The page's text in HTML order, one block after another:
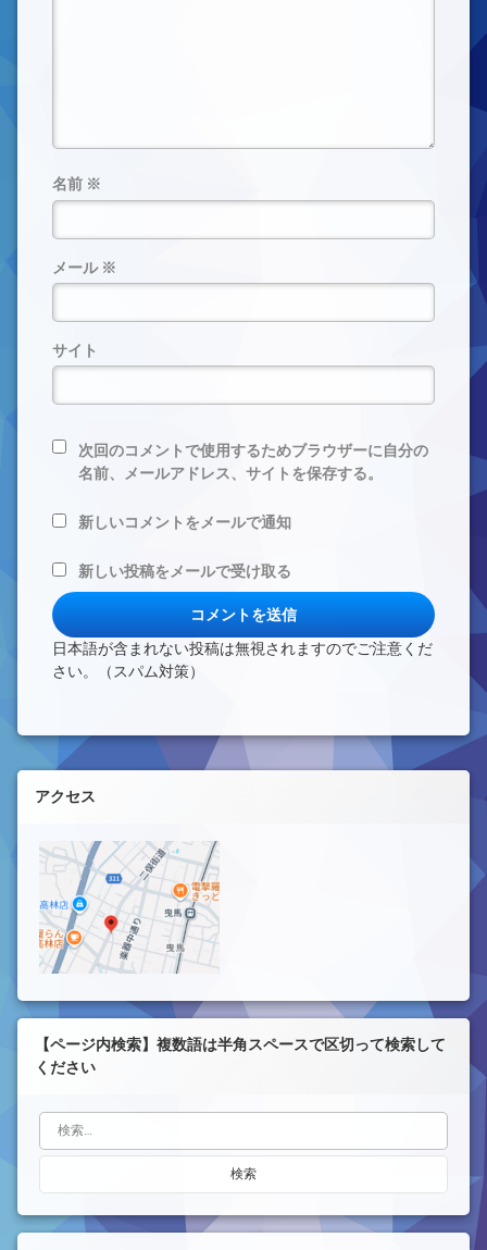
名前 ※
メール ※
サイト
次回のコメントで使用するためブラウザーに自分の
名前、メールアドレス、サイトを保存する。
新しいコメントをメールで通知
新しい投稿をメールで受け取る
日本語が含まれない投稿は無視されますのでご注意くだ
さい。（スパム対策）
左サイドバー
アクセス
【ページ内検索】複数語は半角スペースで区切って検索して
ください
検索: